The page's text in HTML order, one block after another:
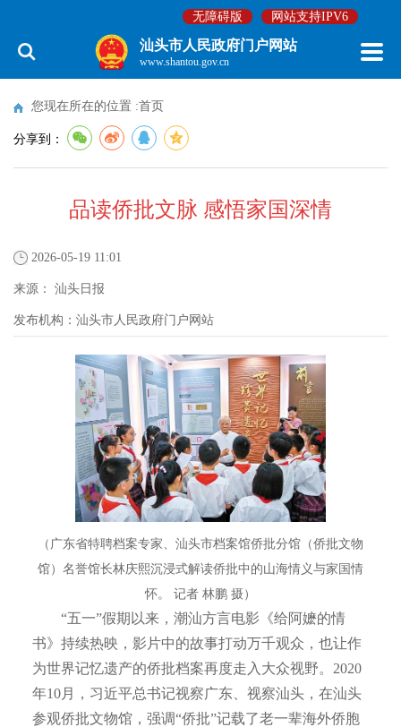
无障碍版 网站支持IPV6
汕头市人民政府门户网站
www.shantou.gov.cn
您现在所在的位置 :首页
分享到：
品读侨批文脉 感悟家国深情
2026-05-19 11:01
来源： 汕头日报
发布机构： 汕头市人民政府门户网站
（广东省特聘档案专家、汕头市档案馆侨批分馆（侨批文物
馆）名誉馆长林庆熙沉浸式解读侨批中的山海情义与家国情
怀。 记者 林鹏 摄）
“五一”假期以来，潮汕方言电影《给阿嬷的情
书》持续热映，影片中的故事打动万千观众，也让作
为世界记忆遗产的侨批档案再度走入大众视野。2020
年10月，习近平总书记视察广东、视察汕头，在汕头
参观侨批文物馆，强调“侨批”记载了老一辈海外侨胞